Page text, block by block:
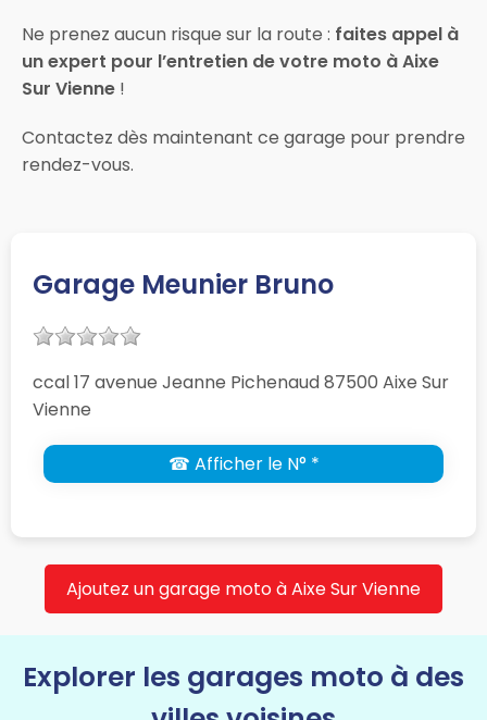
Ne prenez aucun risque sur la route : faites appel à
un expert pour l’entretien de votre moto à Aixe
Sur Vienne !
Contactez dès maintenant ce garage pour prendre
rendez-vous.
Garage Meunier Bruno
ccal 17 avenue Jeanne Pichenaud 87500 Aixe Sur
Vienne
☎ Afficher le N° *
Ajoutez un garage moto à Aixe Sur Vienne
Explorer les garages moto à des